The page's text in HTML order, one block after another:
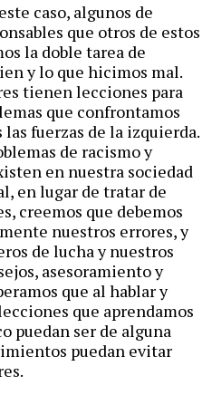
caso, algunos de
que otros de estos
la doble tarea de
y lo que hicimos mal.
tienen lecciones para
que confrontamos
fuerzas de la izquierda.
de racismo y
en nuestra sociedad
en lugar de tratar de
creemos que debemos
nuestros errores, y
de lucha y nuestros
asesoramiento y
que al hablar y
que aprendamos
puedan ser de alguna
puedan evitar